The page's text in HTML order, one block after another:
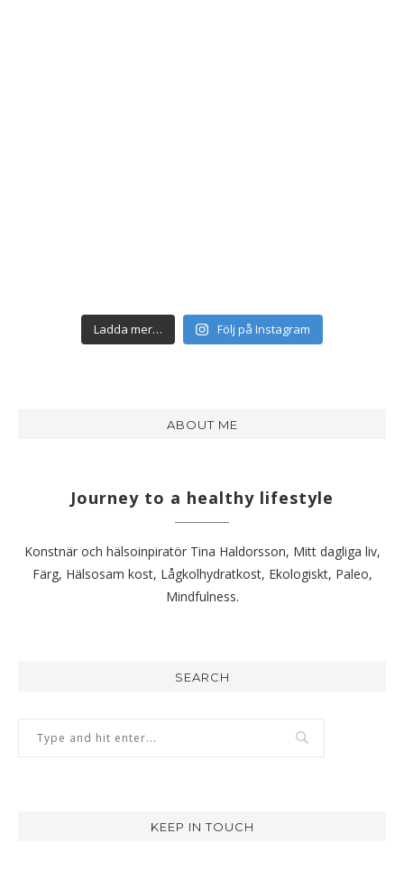
Ladda mer… Följ på Instagram
ABOUT ME
Journey to a healthy lifestyle
Konstnär och hälsoinpiratör Tina Haldorsson, Mitt dagliga liv,
Färg, Hälsosam kost, Lågkolhydratkost, Ekologiskt, Paleo,
Mindfulness.
SEARCH
KEEP IN TOUCH